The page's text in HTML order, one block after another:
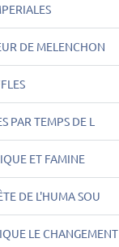
DE MELENCHON
PAR TEMPS DE L
ET FAMINE
DE L'HUMA SOU
LE CHANGEMENT